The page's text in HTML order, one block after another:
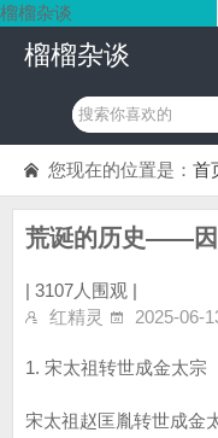
榴榴杂谈
榴榴杂谈
您现在的位置是： 首
荒诞的历史——因
| 3107人围观 |
红精灵
2025-06-
1. 宋太祖转世成金太宗
宋太祖赵匡胤转世成金